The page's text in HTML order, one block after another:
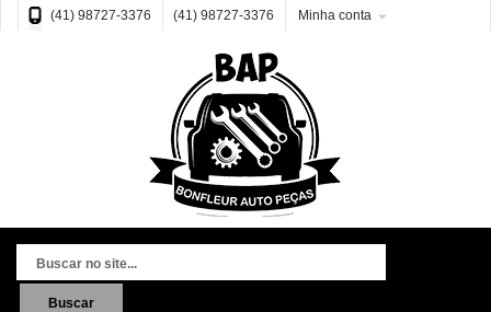
(41) 98727-3376 (41) 98727-3376 Minha conta
Buscar